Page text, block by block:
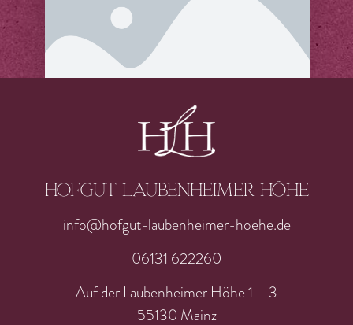
Hofgut laubenheimer höhe
info@hofgut-laubenheimer-hoehe.de
06131 622260
Auf der Laubenheimer Höhe 1 – 3
55130 Mainz